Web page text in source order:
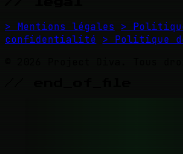
> Mentions légales
>
confidentialité > Politique